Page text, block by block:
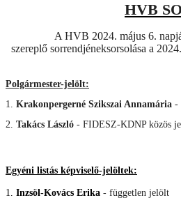
HVB
A HVB 2024. május 6.
szereplő sorrendjéneksorsolása a
Polgármester-jelölt:
1. Krakonpergerné Szikszai Annamária -
2. Takács László - FIDESZ-KDNP közös
Egyéni listás képviselő-jelöltek:
1. Inzsöl-Kovács Erika - független jelölt